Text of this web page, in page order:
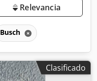
Relevancia
Busch
Clasificado